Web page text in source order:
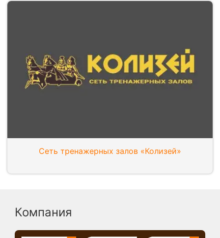
Сеть тренажерных залов «Колизей»
Компания